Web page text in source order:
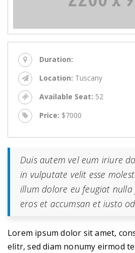
Duration:
Location: Tuscany
Available Seat: 52
Price: $7000
Duis autem vel eum iriure
in vulputate velit esse
illum dolore eu feugiat nulla
eros et accumsan et iusto
Lorem ipsum dolor sit amet,
elitr, sed diam nonumy eirmod